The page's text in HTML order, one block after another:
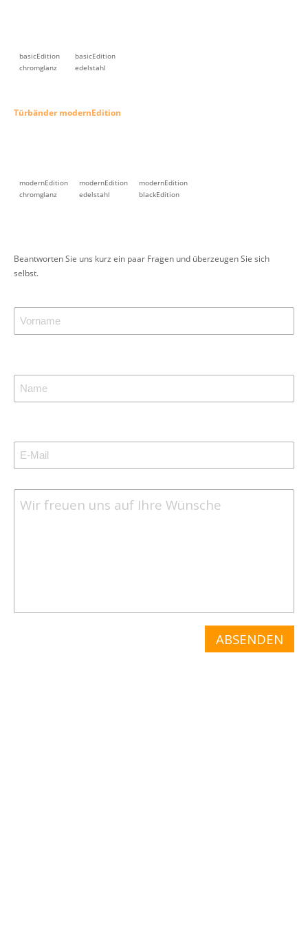
basicEdition
chromglanz
basicEdition
edelstahl
Türbänder modernEdition
modernEdition
chromglanz
modernEdition
edelstahl
modernEdition
blackEdition
Beantworten Sie uns kurz ein paar Fragen und überzeugen Sie sich
selbst.